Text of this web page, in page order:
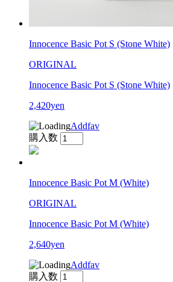
Innocence Basic Pot S (Stone White)
ORIGINAL
Innocence Basic Pot S (Stone White)
2,420yen
Addfav
購入数
Innocence Basic Pot M (White)
ORIGINAL
Innocence Basic Pot M (White)
2,640yen
Addfav
購入数